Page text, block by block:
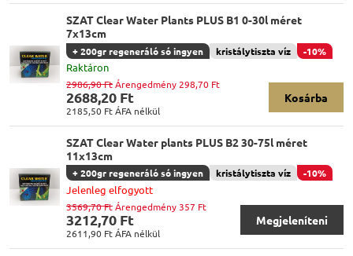
SZAT Clear Water Plants PLUS B1 0-30l méret
7x13cm
+ 200gr regeneráló só ingyen kristálytiszta víz -10%
Raktáron
2688,20 Ft
2185,50 FtÁFA nélkül
2986,90 FtÁrengedmény 298,70 Ft
Kosárba
SZAT Clear Water plants PLUS B2 30-75l méret
11x13cm
+ 200gr regeneráló só ingyen kristálytiszta víz -10%
Jelenleg elfogyott
3212,70 Ft
2611,90 FtÁFA nélkül
3569,70 FtÁrengedmény 357 Ft
Megjeleníteni